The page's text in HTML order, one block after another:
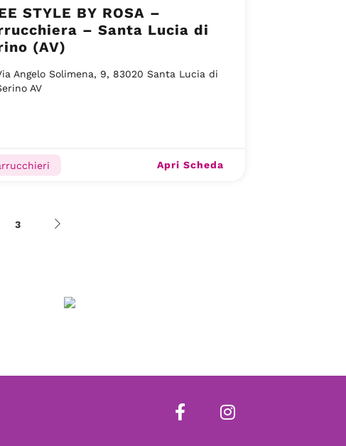
STYLE BY ROSA –
– Santa Lucia di
(AV)
Angelo Solimena, 9, 83020 Santa Lucia di
AV
Apri Scheda
3